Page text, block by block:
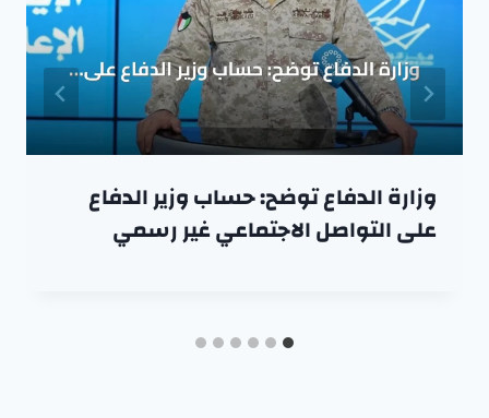
وزارة الدفاع توضح: حساب وزير الدفاع
على التواصل الاجتماعي غير رسمي